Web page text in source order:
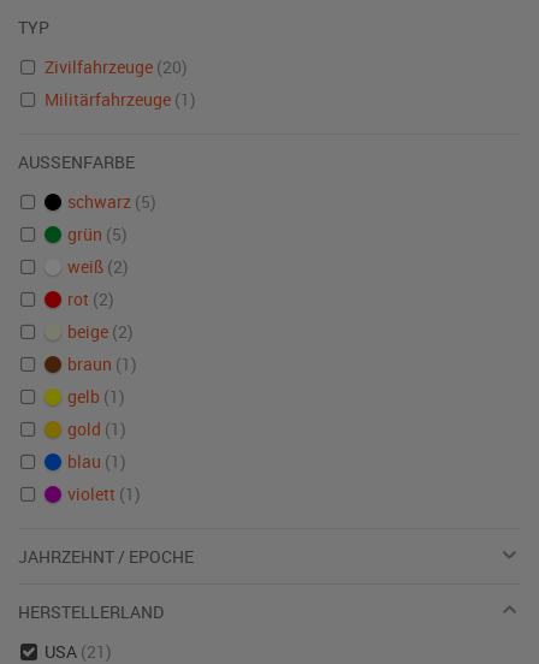
TYP
Zivilfahrzeuge (20)
Militärfahrzeuge (1)
AUSSENFARBE
schwarz (5)
grün (5)
weiß (2)
rot (2)
beige (2)
braun (1)
gelb (1)
gold (1)
blau (1)
violett (1)
JAHRZEHNT / EPOCHE
HERSTELLERLAND
USA (21)